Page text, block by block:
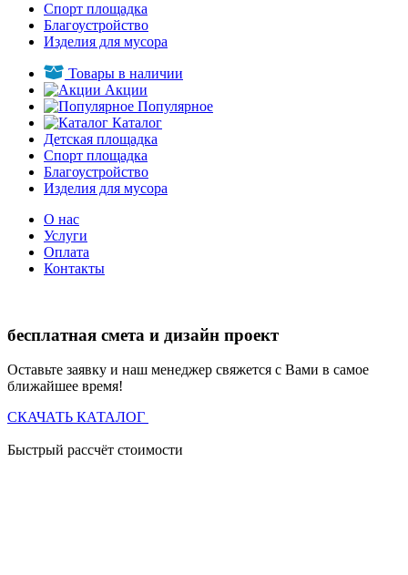
Спорт площадка
Благоустройство
Изделия для мусора
Товары в наличии
Акции
Популярное
Каталог
Детская площадка
Спорт площадка
Благоустройство
Изделия для мусора
О нас
Услуги
Оплата
Контакты
бесплатная смета и дизайн проект
Оставьте заявку и наш менеджер свяжется с Вами в самое
ближайшее время!
СКАЧАТЬ КАТАЛОГ
Быстрый рассчёт стоимости